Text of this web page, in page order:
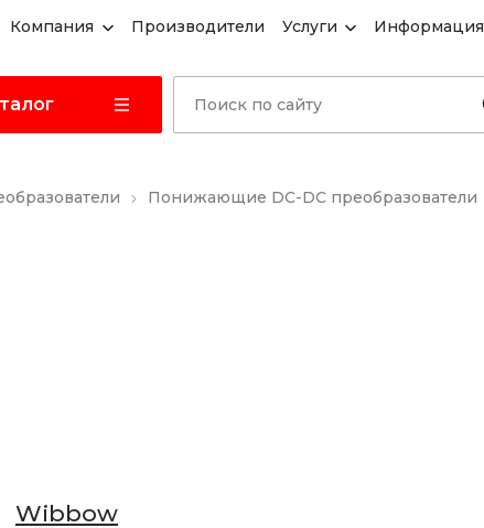
Компания Производители Услуги Информация
Понижающие DC-DC преобразователи
Wibbow